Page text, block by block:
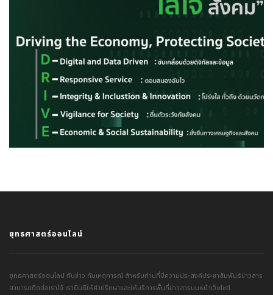
ยุทธศาสตร์ออนไลน์
ยุทธศาสตร์ออนไลน์ ทันข่าว ทันเหตุการณ์ สำหรับท่านที่มีความประสงค์ประชาสัมพันธ์ข่าวสาร
สามารถติดต่อเราได้ เรายินดีให้คำปรึกษาและให้บริการพื้นที่ข่าวสารบนหน้าเว็บไซต์